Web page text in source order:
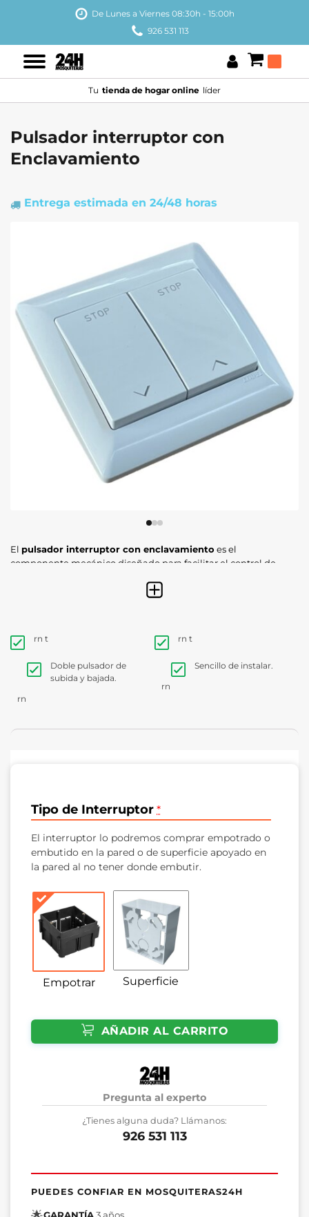
De Lunes a Viernes 08:30h - 15:00h
926 531 113
Tu tienda de hogar online líder
Pulsador interruptor con
Enclavamiento
Entrega estimada en 24/48 horas
El pulsador interruptor con enclavamiento es el
componente mecánico diseñado para facilitar el control de
pulsadores simples, este modelo permite que el motor
rn t
Doble pulsador de
subida y bajada.
rn
rn t
Sencillo de instalar.
rn
Tipo de Interruptor *
El interruptor lo podremos comprar empotrado o
embutido en la pared o de superficie apoyado en
la pared al no tener donde embutir.
Empotrar Superficie
AÑADIR AL CARRITO
Pregunta al experto
¿Tienes alguna duda? Llámanos:
926 531 113
PUEDES CONFIAR EN MOSQUITERAS24H